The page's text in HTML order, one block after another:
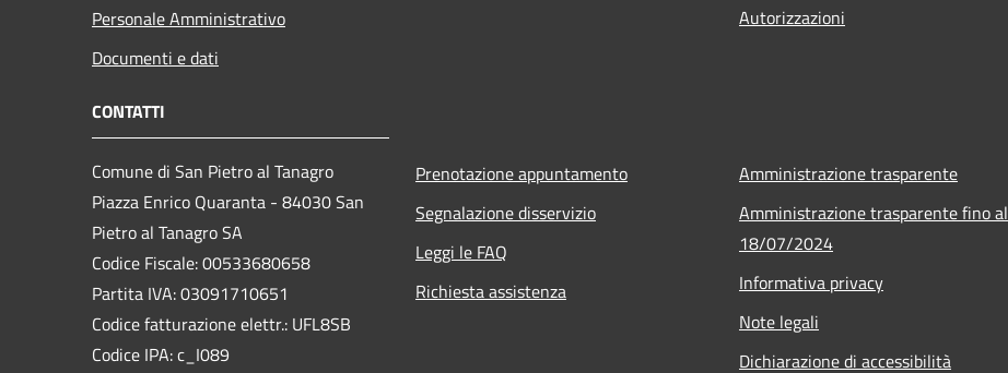
Personale Amministrativo
Documenti e dati
Autorizzazioni
CONTATTI
Comune di San Pietro al Tanagro
Piazza Enrico Quaranta - 84030 San
Pietro al Tanagro SA
Codice Fiscale: 00533680658
Partita IVA: 03091710651
Codice fatturazione elettr.: UFL8SB
Codice IPA: c_I089
Prenotazione appuntamento
Segnalazione disservizio
Leggi le FAQ
Richiesta assistenza
Amministrazione trasparente
Amministrazione trasparente fino al
18/07/2024
Informativa privacy
Note legali
Dichiarazione di accessibilità